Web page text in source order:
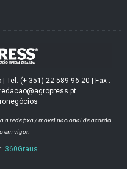
Tel: (+ 351) 22 589 96 20 | Fax :
a rede fixa / móvel nacional de acordo
em vigor.
360Graus